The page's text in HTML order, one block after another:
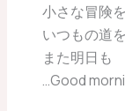
小さな冒険
いつもの道
また明日も
…Good